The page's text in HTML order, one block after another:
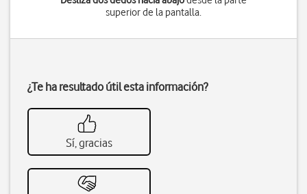
superior de la pantalla.
¿Te ha resultado útil esta información?
Sí, gracias